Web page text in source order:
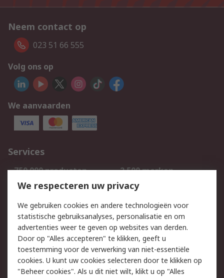
Neem contact op
023 51 66 555
Volg ons op
We aanvaarden
Services
750.000 producten
2.500 merken
Bestellen
Inkoopoplossingen
Track & Trace
Wettelijk
Cookiebeleid
Email veiligheid
Privacybeleid
Websitevoorwaarden
We respecteren uw privacy
We gebruiken cookies en andere technologieën voor
statistische gebruiksanalyses, personalisatie en om
advertenties weer te geven op websites van derden.
Door op "Alles accepteren" te klikken, geeft u
toestemming voor de verwerking van niet-essentiële
cookies. U kunt uw cookies selecteren door te klikken op
"Beheer cookies". Als u dit niet wilt, klikt u op "Alles